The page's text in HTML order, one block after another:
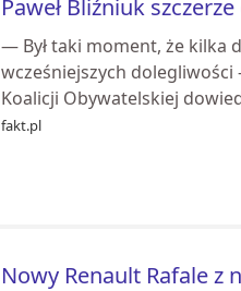
Paweł Bliźniuk
— Był taki moment, że kilka
wcześniejszych
Koalicji Obywatelskiej
fakt.pl
Nowy Renault Rafale z